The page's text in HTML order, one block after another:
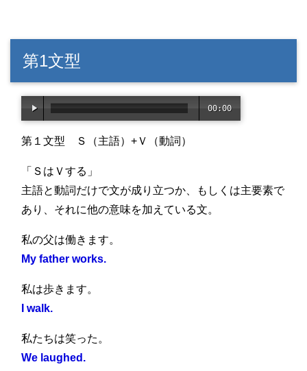
第1文型
00:00
第１文型 Ｓ（主語）+Ｖ（動詞）
「ＳはＶする」
主語と動詞だけで文が成り立つか、もしくは主要素で
あり、それに他の意味を加えている文。
私の父は働きます。
My father works.
私は歩きます。
I walk.
私たちは笑った。
We laughed.